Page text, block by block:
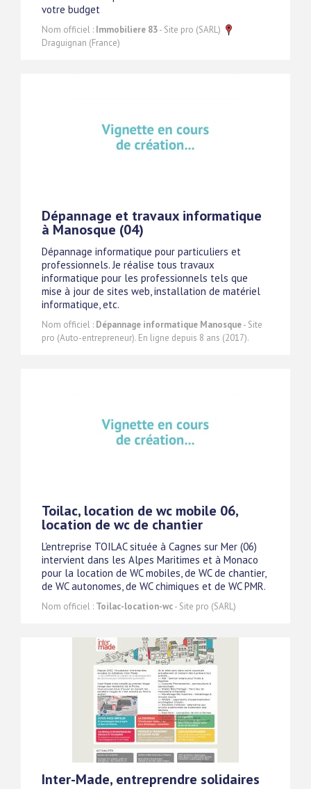
votre budget
Nom officiel : Immobiliere 83- Site pro (SARL)
Draguignan (France)
Dépannage et travaux informatique
à Manosque (04)
Dépannage informatique pour particuliers et
professionnels. Je réalise tous travaux
informatique pour les professionnels tels que
mise à jour de sites web, installation de matériel
informatique, etc.
Nom officiel : Dépannage informatique Manosque- Site
pro (Auto-entrepreneur). En ligne depuis 8 ans (2017).
Toilac, location de wc mobile 06,
location de wc de chantier
L'entreprise TOILAC située à Cagnes sur Mer (06)
intervient dans les Alpes Maritimes et à Monaco
pour la location de WC mobiles, de WC de chantier,
de WC autonomes, de WC chimiques et de WC PMR.
Nom officiel : Toilac-location-wc- Site pro (SARL)
Inter-Made, entreprendre solidaires